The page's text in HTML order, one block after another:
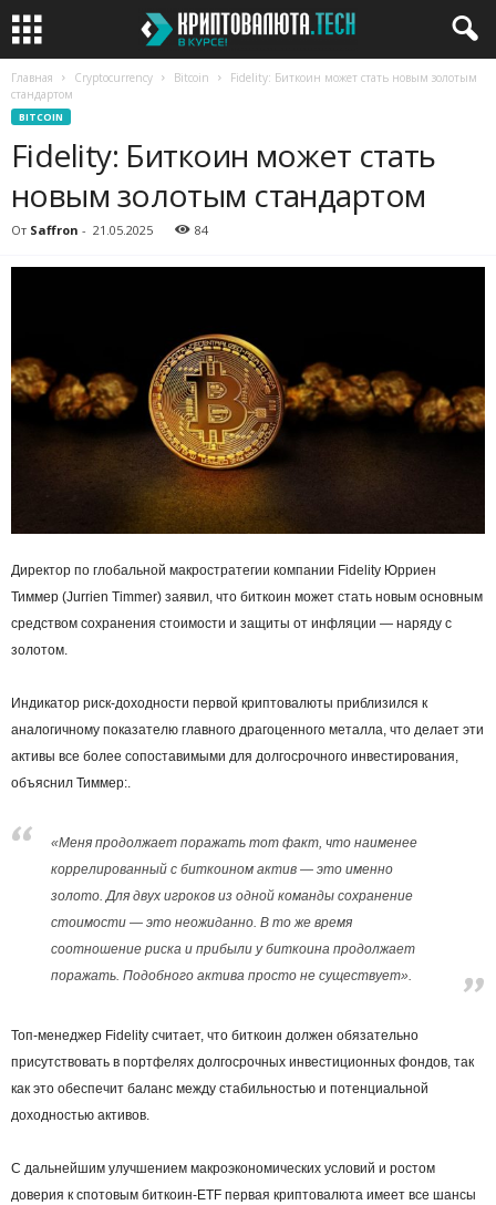
Главная Cryptocurrency Bitcoin
Fidelity: Биткоин может стать новым золотым
стандартом
BITCOIN
Fidelity: Биткоин может стать
новым золотым стандартом
От Saffron - 21.05.2025 84
Директор по глобальной макростратегии компании Fidelity Юрриен
Тиммер (Jurrien Timmer) заявил, что биткоин может стать новым основным
средством сохранения стоимости и защиты от инфляции — наряду с
золотом.
Индикатор риск-доходности первой криптовалюты приблизился к
аналогичному показателю главного драгоценного металла, что делает эти
активы все более сопоставимыми для долгосрочного инвестирования,
объяснил Тиммер:.
«Меня продолжает поражать тот факт, что наименее
коррелированный с биткоином актив — это именно
золото. Для двух игроков из одной команды сохранение
стоимости — это неожиданно. В то же время
соотношение риска и прибыли у биткоина продолжает
поражать. Подобного актива просто не существует».
Топ-менеджер Fidelity считает, что биткоин должен обязательно
присутствовать в портфелях долгосрочных инвестиционных фондов, так
как это обеспечит баланс между стабильностью и потенциальной
доходностью активов.
С дальнейшим улучшением макроэкономических условий и ростом
доверия к спотовым биткоин-ETF первая криптовалюта имеет все шансы